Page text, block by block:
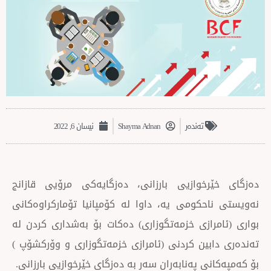
Shayma Adnan نیسان 6, 2022
بارزانی، دەزگایەکی مرۆیی قازانج
یە، داوا لە کۆمپانیا تۆمارکراوەکانی
خزمەتگوزاری) دەکات بۆ بەشداری کردن لە
کردنی (ئامرازی خزمەتگوزاری و وۆرکشۆپ )
پەنابەران سەر بە دەزگای خێرخوازیی بارزانی.